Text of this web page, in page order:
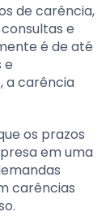
de carência,
e
é de até
e
a carência
os prazos
em uma
carências